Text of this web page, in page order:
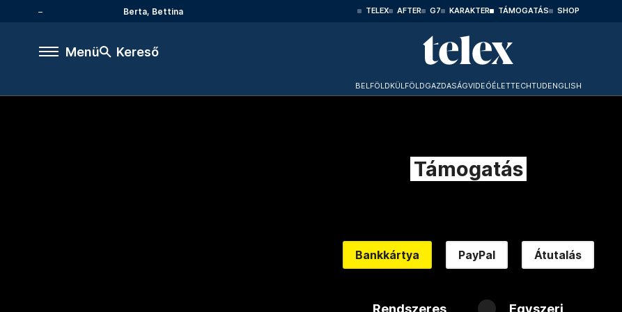
Berta, Bettina TELEX AFTER G7 KARAKTER TÁMOGATÁS SHOP
Menü Kereső
BELFÖLDKÜLFÖLDGAZDASÁGVIDEÓÉLETTECHTUDENGLISH
Támogatás
Bankkártya PayPal Átutalás
Rendszeres Egyszeri